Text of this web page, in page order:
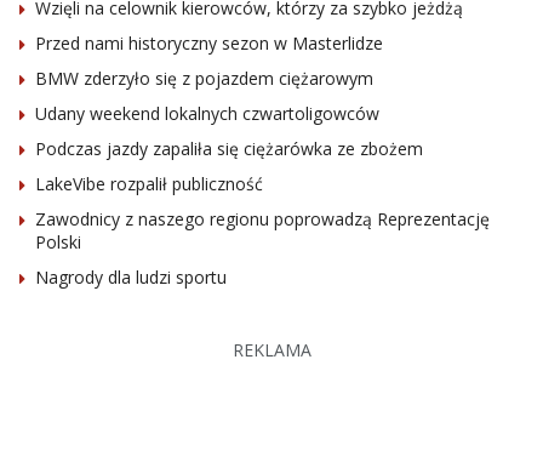
Wzięli na celownik kierowców, którzy za szybko jeżdżą
Przed nami historyczny sezon w Masterlidze
BMW zderzyło się z pojazdem ciężarowym
Udany weekend lokalnych czwartoligowców
Podczas jazdy zapaliła się ciężarówka ze zbożem
LakeVibe rozpalił publiczność
Zawodnicy z naszego regionu poprowadzą Reprezentację
Polski
Nagrody dla ludzi sportu
REKLAMA